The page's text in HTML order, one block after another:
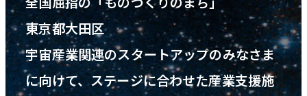
東京都大田区
宇宙産業関連のスタートアップのみなさま
に向けて、ステージに合わせた産業支援施